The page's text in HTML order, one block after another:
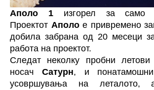
Аполо 1изгорел за само
Проектот Аполо е привремено
добила забрана од 20 месеци
работа на проектот.
Следат неколку пробни летови
носач Сатурн, и понатамошни
усовршувања на леталото,